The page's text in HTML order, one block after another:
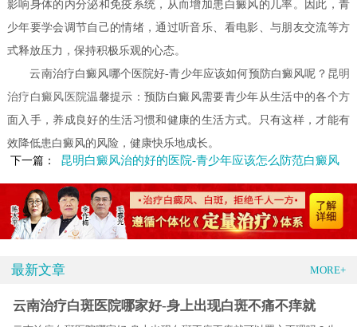
影响身体的内分泌和免疫系统，从而增加患白癜风的几率。因此，青
少年要学会调节自己的情绪，通过听音乐、看电影、与朋友交流等方
式释放压力，保持积极乐观的心态。
云南治疗白癜风哪个医院好-青少年应该如何预防白癜风呢？ 昆明
治疗白癜风医院温馨提示：预防白癜风需要青少年从生活中的各个方
面入手，养成良好的生活习惯和健康的生活方式。只有这样，才能有
效降低患白癜风的风险，健康快乐地成长。
下一篇：
昆明白癜风治的好的医院-青少年应该怎么防范白癜风
最新文章 MORE+
云南治疗白斑医院哪家好-身上出现白斑不痛不痒就